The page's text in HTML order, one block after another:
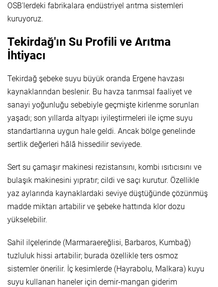
OSB'lerdeki fabrikalara endüstriyel arıtma sistemleri
kuruyoruz.
Tekirdağ'ın Su Profili ve Arıtma
İhtiyacı
Tekirdağ şebeke suyu büyük oranda Ergene havzası
kaynaklarından beslenir. Bu havza tarımsal faaliyet ve
sanayi yoğunluğu sebebiyle geçmişte kirlenme sorunları
yaşadı; son yıllarda altyapı iyileştirmeleri ile içme suyu
standartlarına uygun hale geldi. Ancak bölge genelinde
sertlik değerleri hâlâ hissedilir seviyede.
Sert su çamaşır makinesi rezistansını, kombi ısıtıcısını ve
bulaşık makinesini yıpratır; cildi ve saçı kurutur. Özellikle
yaz aylarında kaynaklardaki seviye düştüğünde çözünmüş
madde miktarı artabilir ve şebeke hattında klor dozu
yükselebilir.
Sahil ilçelerinde (Marmaraereğlisi, Barbaros, Kumbağ)
tuzluluk hissi artabilir; burada özellikle ters osmoz
sistemler önerilir. İç kesimlerde (Hayrabolu, Malkara) kuyu
suyu kullanan haneler için demir-mangan giderim